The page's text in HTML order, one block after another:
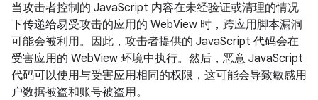
当攻击者控制的 JavaScript 内容在未经验证或清理的情况
下传递给易受攻击的应用的 WebView 时，跨应用脚本漏洞
可能会被利用。因此，攻击者提供的 JavaScript 代码会在
受害应用的 WebView 环境中执行。然后，恶意 JavaScript
代码可以使用与受害应用相同的权限，这可能会导致敏感用
户数据被盗和账号被盗用。